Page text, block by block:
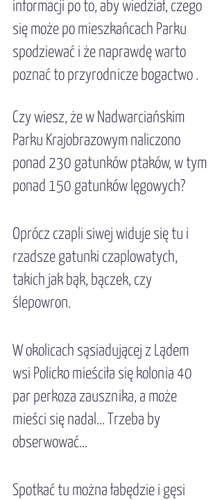
informacji po to, aby wiedział, czego
się może po mieszkańcach Parku
spodziewać i że naprawdę warto
poznać to przyrodnicze bogactwo .
Czy wiesz, że w Nadwarciańskim
Parku Krajobrazowym naliczono
ponad 230 gatunków ptaków, w tym
ponad 150 gatunków lęgowych?
Oprócz czapli siwej widuje się tu i
rzadsze gatunki czaplowatych,
takich jak bąk, bączek, czy
ślepowron.
W okolicach sąsiadującej z Lądem
wsi Policko mieściła się kolonia 40
par perkoza zausznika, a może
mieści się nadal... Trzeba by
obserwować...
Spotkać tu można łabędzie i gęsi